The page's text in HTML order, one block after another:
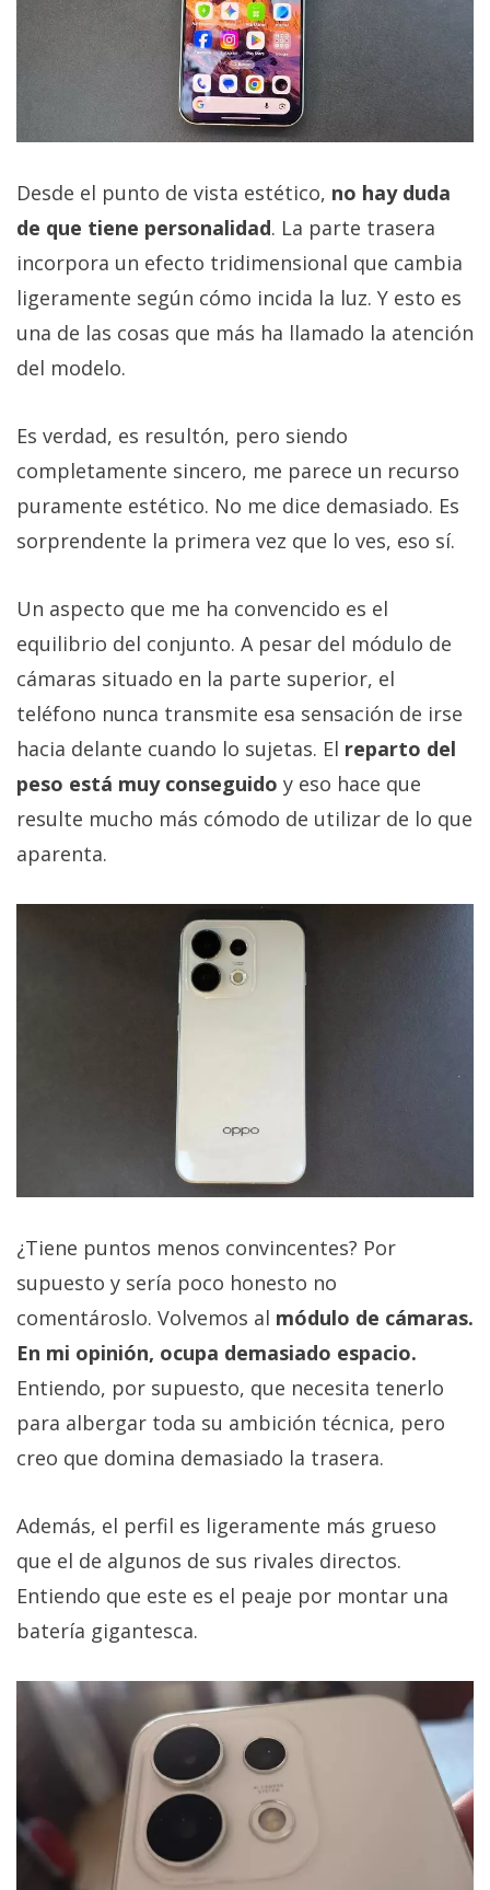
Desde el punto de vista estético, no hay duda
de que tiene personalidad. La parte trasera
incorpora un efecto tridimensional que cambia
ligeramente según cómo incida la luz. Y esto es
una de las cosas que más ha llamado la atención
del modelo.
Es verdad, es resultón, pero siendo
completamente sincero, me parece un recurso
puramente estético. No me dice demasiado. Es
sorprendente la primera vez que lo ves, eso sí.
Un aspecto que me ha convencido es el
equilibrio del conjunto. A pesar del módulo de
cámaras situado en la parte superior, el
teléfono nunca transmite esa sensación de irse
hacia delante cuando lo sujetas. El reparto del
peso está muy conseguido y eso hace que
resulte mucho más cómodo de utilizar de lo que
aparenta.
¿Tiene puntos menos convincentes? Por
supuesto y sería poco honesto no
comentároslo. Volvemos al módulo de cámaras.
En mi opinión, ocupa demasiado espacio.
Entiendo, por supuesto, que necesita tenerlo
para albergar toda su ambición técnica, pero
creo que domina demasiado la trasera.
Además, el perfil es ligeramente más grueso
que el de algunos de sus rivales directos.
Entiendo que este es el peaje por montar una
batería gigantesca.